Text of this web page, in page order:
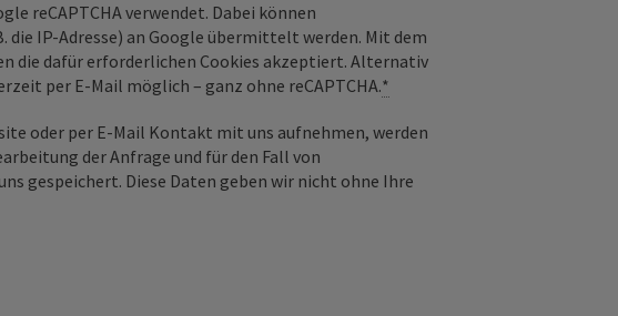
reCAPTCHA verwendet. Dabei können
die IP-Adresse) an Google übermittelt werden. Mit dem
die dafür erforderlichen Cookies akzeptiert. Alternativ
per E-Mail möglich – ganz ohne reCAPTCHA.*
oder per E-Mail Kontakt mit uns aufnehmen, werden
der Anfrage und für den Fall von
gespeichert. Diese Daten geben wir nicht ohne Ihre